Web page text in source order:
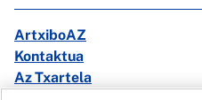
ArtxiboAZ
Kontaktua
Az Txartela